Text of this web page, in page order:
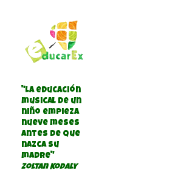
"La educación
musical de un
niño empieza
nueve meses
antes de que
nazca su
madre"
Zoltan Kodaly